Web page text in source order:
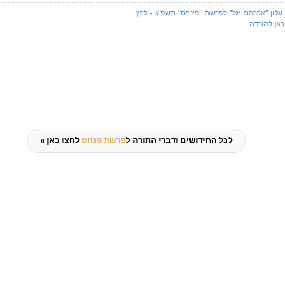
עלון "אברהם יגל" לפרשת "פינחס" תשפ"ג - לחץ
כאן להורדה
לכל החידושים ודברי התורה לפרשת פנחס לחצו כאן »